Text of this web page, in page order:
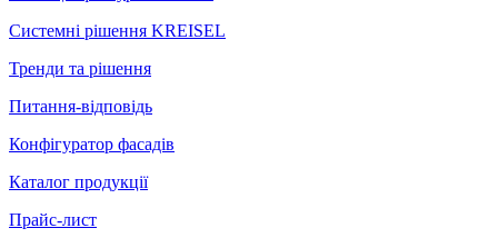
Системні рішення KREISEL
Тренди та рішення
Питання-відповідь
Конфігуратор фасадів
Каталог продукції
Прайс-лист